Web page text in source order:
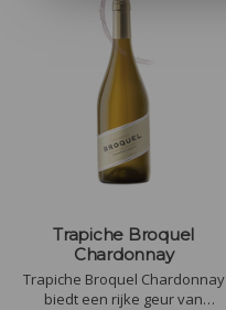
Trapiche Broquel
Chardonnay
Trapiche Broquel Chardonnay
biedt een rijke geur van